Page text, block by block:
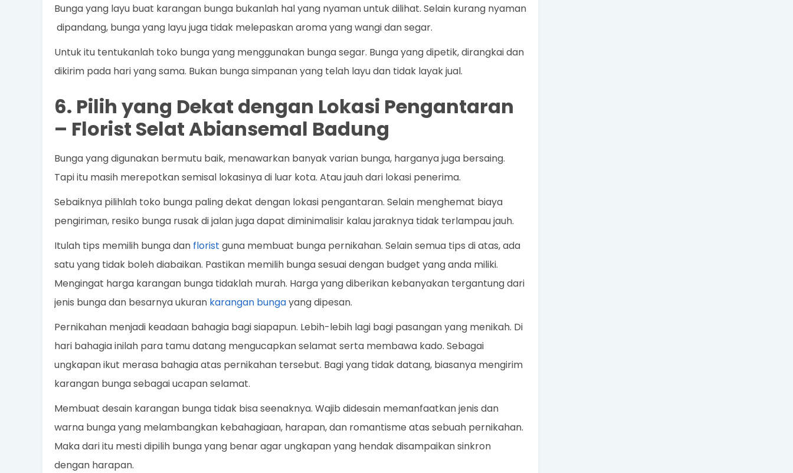
Bunga yang layu buat karangan bunga bukanlah hal yang nyaman untuk dilihat. Selain kurang nyaman
dipandang, bunga yang layu juga tidak melepaskan aroma yang wangi dan segar.
Untuk itu tentukanlah toko bunga yang menggunakan bunga segar. Bunga yang dipetik, dirangkai dan
dikirim pada hari yang sama. Bukan bunga simpanan yang telah layu dan tidak layak jual.
6. Pilih yang Dekat dengan Lokasi Pengantaran
– Florist Selat Abiansemal Badung
Bunga yang digunakan bermutu baik, menawarkan banyak varian bunga, harganya juga bersaing.
Tapi itu masih merepotkan semisal lokasinya di luar kota. Atau jauh dari lokasi penerima.
Sebaiknya pilihlah toko bunga paling dekat dengan lokasi pengantaran. Selain menghemat biaya
pengiriman, resiko bunga rusak di jalan juga dapat diminimalisir kalau jaraknya tidak terlampau jauh.
Itulah tips memilih bunga dan florist guna membuat bunga pernikahan. Selain semua tips di atas, ada
satu yang tidak boleh diabaikan. Pastikan memilih bunga sesuai dengan budget yang anda miliki.
Mengingat harga karangan bunga tidaklah murah. Harga yang diberikan kebanyakan tergantung dari
jenis bunga dan besarnya ukuran karangan bungayang dipesan.
Pernikahan menjadi keadaan bahagia bagi siapapun. Lebih-lebih lagi bagi pasangan yang menikah. Di
hari bahagia inilah para tamu datang mengucapkan selamat serta membawa kado. Sebagai
ungkapan ikut merasa bahagia atas pernikahan tersebut. Bagi yang tidak datang, biasanya mengirim
karangan bunga sebagai ucapan selamat.
Membuat desain karangan bunga tidak bisa seenaknya. Wajib didesain memanfaatkan jenis dan
warna bunga yang melambangkan kebahagiaan, harapan, dan romantisme atas sebuah pernikahan.
Maka dari itu mesti dipilih bunga yang benar agar ungkapan yang hendak disampaikan sinkron
dengan harapan.